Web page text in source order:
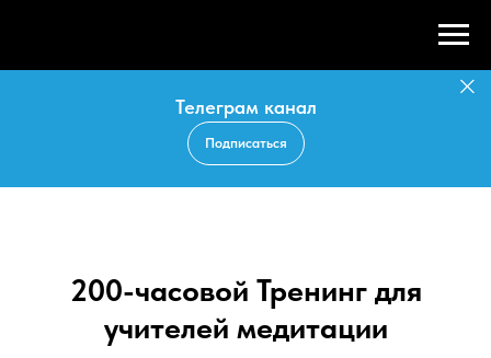
Телеграм канал
Подписаться
200-часовой Тренинг для
учителей медитации